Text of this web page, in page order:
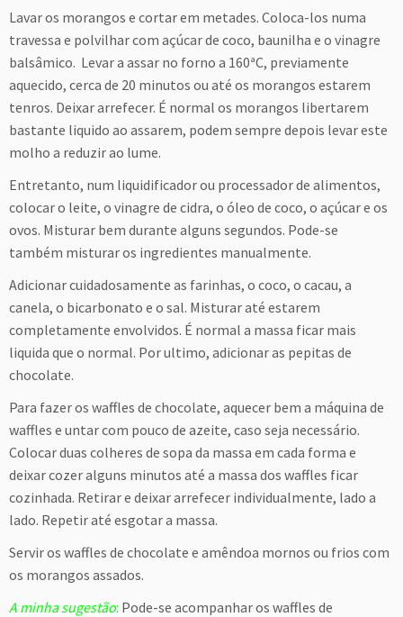
Lavar os morangos e cortar em metades. Coloca-los numa
travessa e polvilhar com açúcar de coco, baunilha e o vinagre
balsâmico. Levar a assar no forno a 160ªC, previamente
aquecido, cerca de 20 minutos ou até os morangos estarem
tenros. Deixar arrefecer. É normal os morangos libertarem
bastante liquido ao assarem, podem sempre depois levar este
molho a reduzir ao lume.
Entretanto, num liquidificador ou processador de alimentos,
colocar o leite, o vinagre de cidra, o óleo de coco, o açúcar e os
ovos. Misturar bem durante alguns segundos. Pode-se
também misturar os ingredientes manualmente.
Adicionar cuidadosamente as farinhas, o coco, o cacau, a
canela, o bicarbonato e o sal. Misturar até estarem
completamente envolvidos. É normal a massa ficar mais
liquida que o normal. Por ultimo, adicionar as pepitas de
chocolate.
Para fazer os waffles de chocolate, aquecer bem a máquina de
waffles e untar com pouco de azeite, caso seja necessário.
Colocar duas colheres de sopa da massa em cada forma e
deixar cozer alguns minutos até a massa dos waffles ficar
cozinhada. Retirar e deixar arrefecer individualmente, lado a
lado. Repetir até esgotar a massa.
Servir os waffles de chocolate e amêndoa mornos ou frios com
os morangos assados.
A minha sugestão: Pode-se acompanhar os waffles de